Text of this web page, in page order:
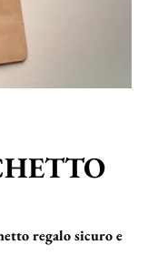
regalo sicuro e